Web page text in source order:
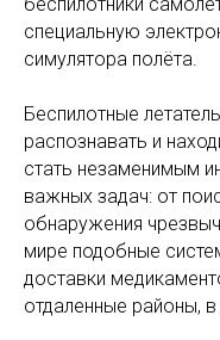
специальную
симулятора полёта.
Беспилотные
распознавать и
стать незаменимым
важных задач: от
обнаружения
мире подобные
доставки
отдаленные районы,